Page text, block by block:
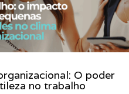
O poder
no trabalho